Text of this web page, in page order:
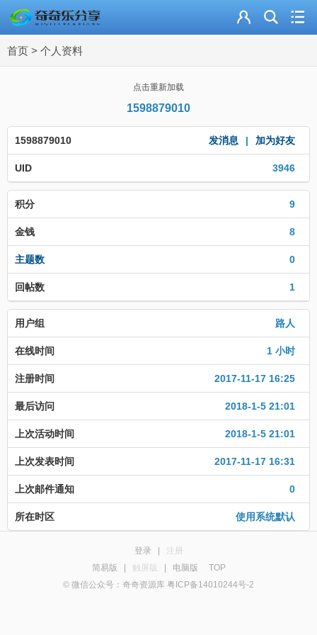
首页 > 个人资料
点击重新加载
1598879010
发消息 | 加为好友
1598879010
3946
UID
9
积分
8
金钱
0
主题数
1
回帖数
路人
用户组
1 小时
在线时间
2017-11-17 16:25
注册时间
2018-1-5 21:01
最后访问
2018-1-5 21:01
上次活动时间
2017-11-17 16:31
上次发表时间
0
上次邮件通知
使用系统默认
所在时区
登录
注册
简易版
触屏版 电脑版
TOP
© 微信公众号：奇奇资源库 粤ICP备14010244号-2
资源合集
站内导读
加入频道